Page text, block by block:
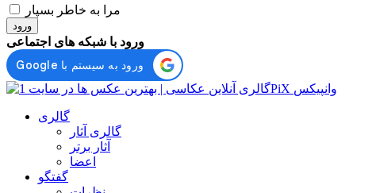
مرا به خاطر بسپار
ورود
ورود با شبکه های اجتماعی
گالری
گالری آثار
آثار برتر
اعضا
گفتگو